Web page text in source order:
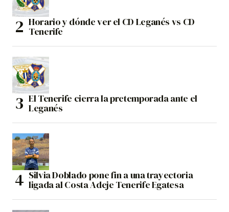
Horario y dónde ver el CD Leganés vs CD
Tenerife
El Tenerife cierra la pretemporada ante el
Leganés
Silvia Doblado pone fin a una trayectoria
ligada al Costa Adeje Tenerife Egatesa